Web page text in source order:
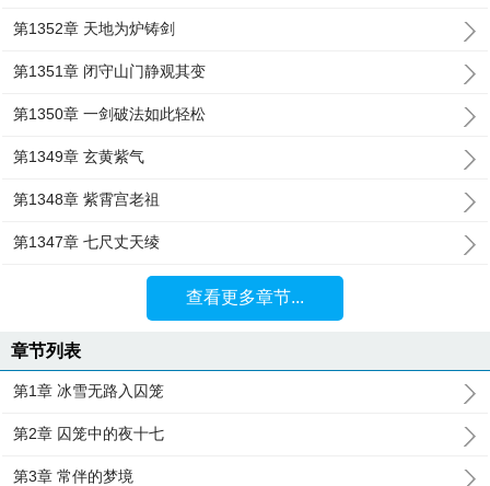
第1352章 天地为炉铸剑
第1351章 闭守山门静观其变
第1350章 一剑破法如此轻松
第1349章 玄黄紫气
第1348章 紫霄宫老祖
第1347章 七尺丈天绫
查看更多章节...
章节列表
第1章 冰雪无路入囚笼
第2章 囚笼中的夜十七
第3章 常伴的梦境